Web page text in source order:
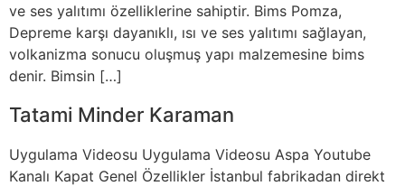
ve ses yalıtımı özelliklerine sahiptir. Bims Pomza,
Depreme karşı dayanıklı, ısı ve ses yalıtımı sağlayan,
volkanizma sonucu oluşmuş yapı malzemesine bims
denir. Bimsin […]
Tatami Minder Karaman
Uygulama Videosu Uygulama Videosu Aspa Youtube
Kanalı Kapat Genel Özellikler İstanbul fabrikadan direkt